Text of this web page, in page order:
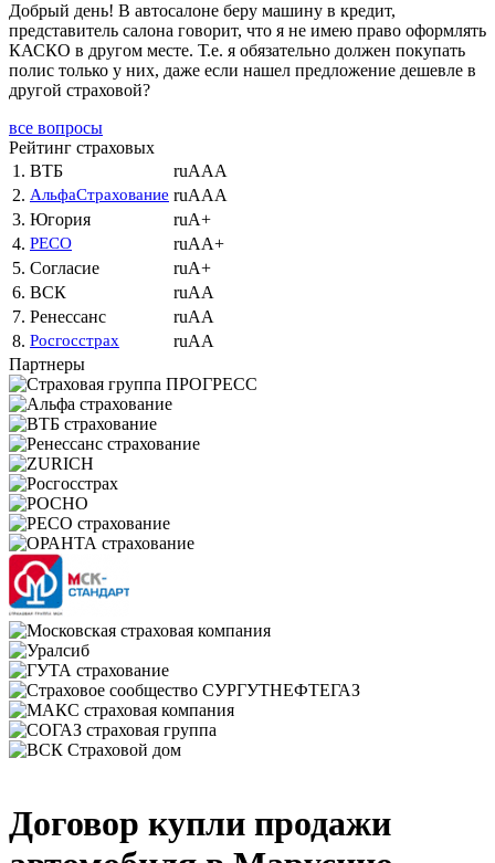
Добрый день! В автосалоне беру машину в кредит,
представитель салона говорит, что я не имею право оформлять
КАСКО в другом месте. Т.е. я обязательно должен покупать
полис только у них, даже если нашел предложение дешевле в
другой страховой?
все вопросы
Рейтинг страховых
1. ВТБ
ruAAA
2. АльфаСтрахование ruAAA
3. Югория
ruA+
4. РЕСО
ruAA+
5. Согласие
ruA+
6. ВСК
ruAA
7. Ренессанс
ruAA
8. Росгосстрах
ruAA
Партнеры
Договор купли продажи